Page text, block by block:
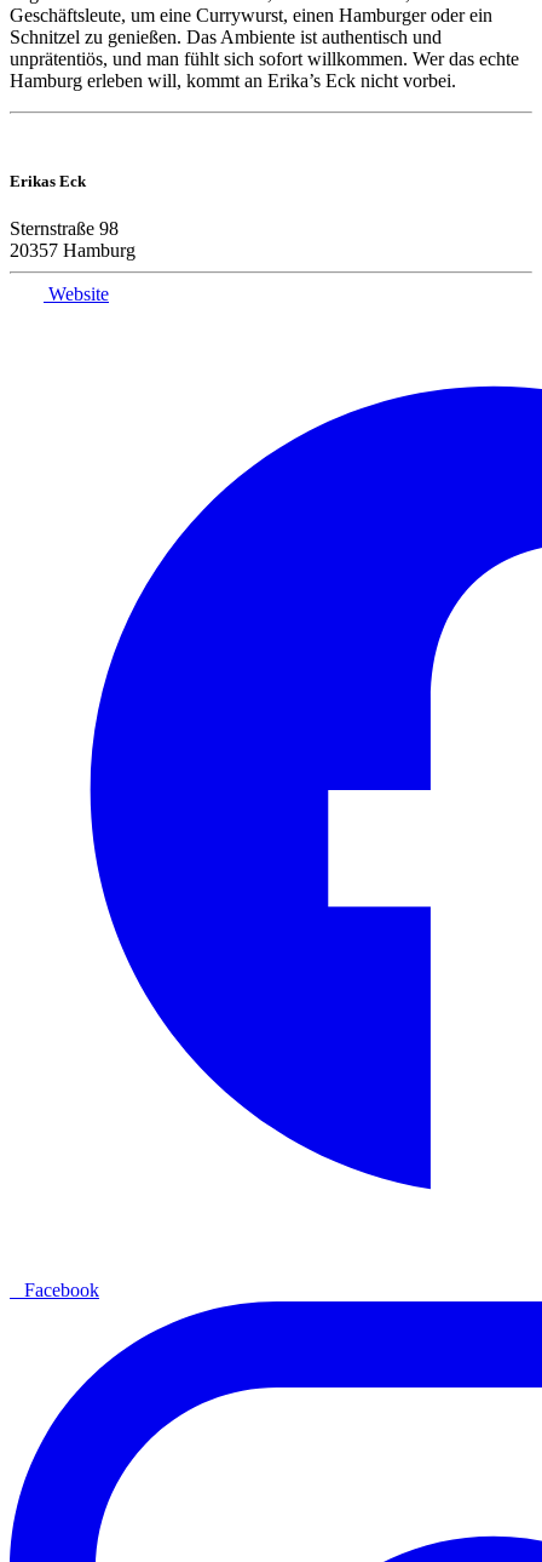
Geschäftsleute, um eine Currywurst, einen Hamburger oder ein
Schnitzel zu genießen. Das Ambiente ist authentisch und
unprätentiös, und man fühlt sich sofort willkommen. Wer das echte
Hamburg erleben will, kommt an Erika’s Eck nicht vorbei.
Erikas Eck
Sternstraße 98
20357 Hamburg
Website
Facebook